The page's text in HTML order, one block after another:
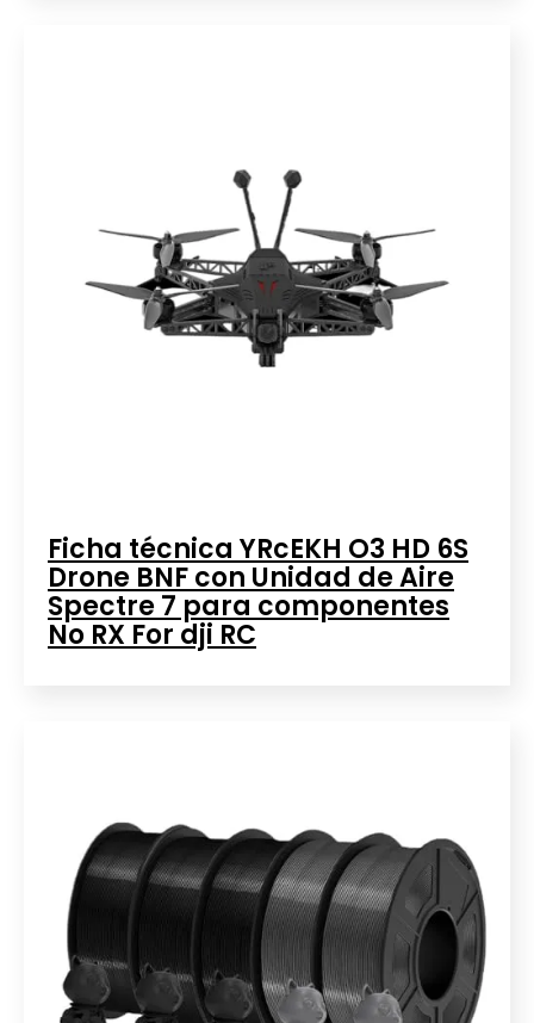
Ficha técnica YRcEKH O3 HD 6S
Drone BNF con Unidad de Aire
Spectre 7 para componentes
No RX For dji RC